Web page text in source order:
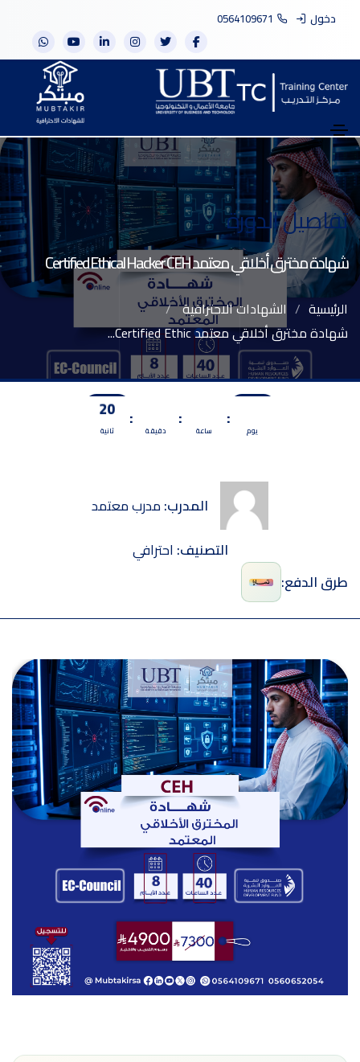
0564109671 دخول
تفاصيل الدورة
شهادة مخترق أخلاقي معتمد Certified Ethical Hacker CEH
الرئيسية
الشهادات الاحترافية
شهادة مخترق أخلاقي معتمد Certified Ethic...
يوم : ساعة : دقيقة :
19
ثانية
المدرب:مدرب معتمد
التصنيف: احترافي
طرق الدفع: